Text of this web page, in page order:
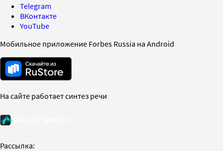
Telegram
ВКонтакте
YouTube
Мобильное приложение Forbes Russia на Android
На сайте работает синтез речи
Рассылка: